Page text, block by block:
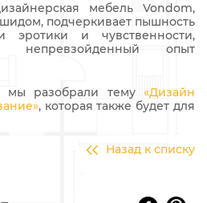
мебель Vondom,
подчеркивает пышность
эротики и чувственности,
непревзойденный опыт
мы разобрали тему «Дизайн
, которая также будет для
Назад к списку